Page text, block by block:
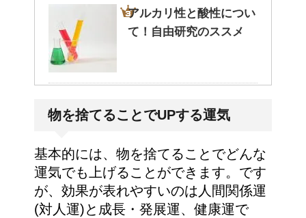
アルカリ性と酸性につい
て！自由研究のススメ
成分とその効果は？！
物を捨てることでUPする運気
基本的には、物を捨てることでどんな
運気でも上げることができます。です
が、効果が表れやすいのは人間関係運
(対人運)と成長・発展運、健康運で